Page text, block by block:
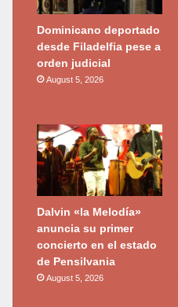
Dominicano deportado
desde Filadelfia pese a
orden judicial
August 5, 2026
Dalvin «la Melodía»
anuncia su primer
concierto en el estado
de Pensilvania
August 5, 2026